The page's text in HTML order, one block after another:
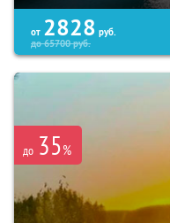
от 2828 руб.
до65700руб.
до 35%